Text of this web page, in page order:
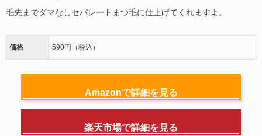
毛先までダマなしセパレートまつ毛に仕上げてくれますよ。
価格 590円（税込）
Amazonで詳細を見る
楽天市場で詳細を見る